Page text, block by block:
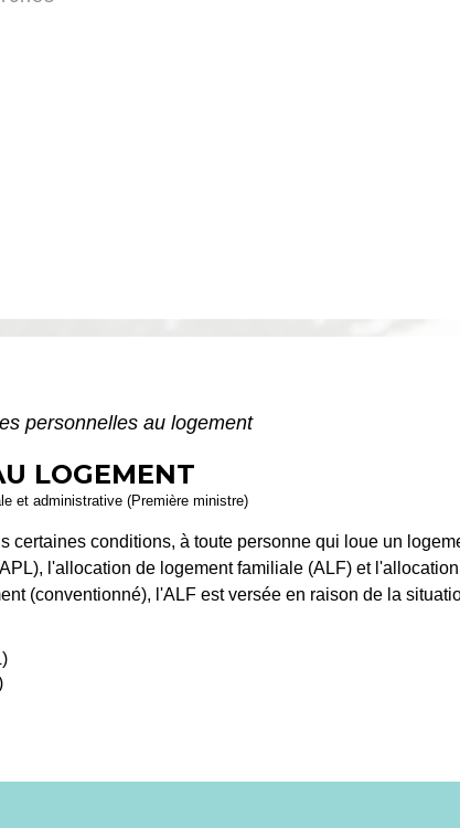
personnelles au logement
LOGEMENT
et administrative (Première ministre)
certaines conditions, à toute personne qui loue un
l'allocation de logement familiale (ALF) et
(conventionné), l'ALF est versée en raison de la